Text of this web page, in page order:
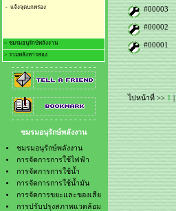
- แจ้งจุดบกพร่อง
> ชมรมอนุรักษ์พลังงาน
- ชมรมอนุรักษ์พลังงาน
- การจัดการการใช้ไฟฟ้า
- การจัดการการใช้น้ำ
- การจัดการการใช้น้ำมัน
- การจัดการขยะและของเสีย
- การปรับปรุงสภาพแวดล้อม
- การจัดการในหอพัก
- มหาวิทยาลัยกับชุมชน
- กิจกรรมประชาสัมพันธ์
> รวมพลังหารสอง
- เก็บค่าไฟใส่กระเป๋า
- รวมพลัง.. น้ำหารสอง
- รวมพลังหยุดรถซดน้ำมัน
- นี่สิ.. บ้านหารสอง
- บทความพลังงาน
- เว็บไซต์ที่น่าสนใจ
- - - - - - - - - - - - - - - - - -
- - - - - - - - - - - - - - - - - -
ชมรมอนุรักษ์พลังงาน
ชมรมอนุรักษ์พลังงาน
การจัดการการใช้ไฟฟ้า
การจัดการการใช้น้ำ
การจัดการการใช้น้ำมัน
การจัดการขยะและของเสีย
การปรับปรุงสภาพแวดล้อม
#00003
#00002
#00001
ไปหน้าที่ >> 1 |